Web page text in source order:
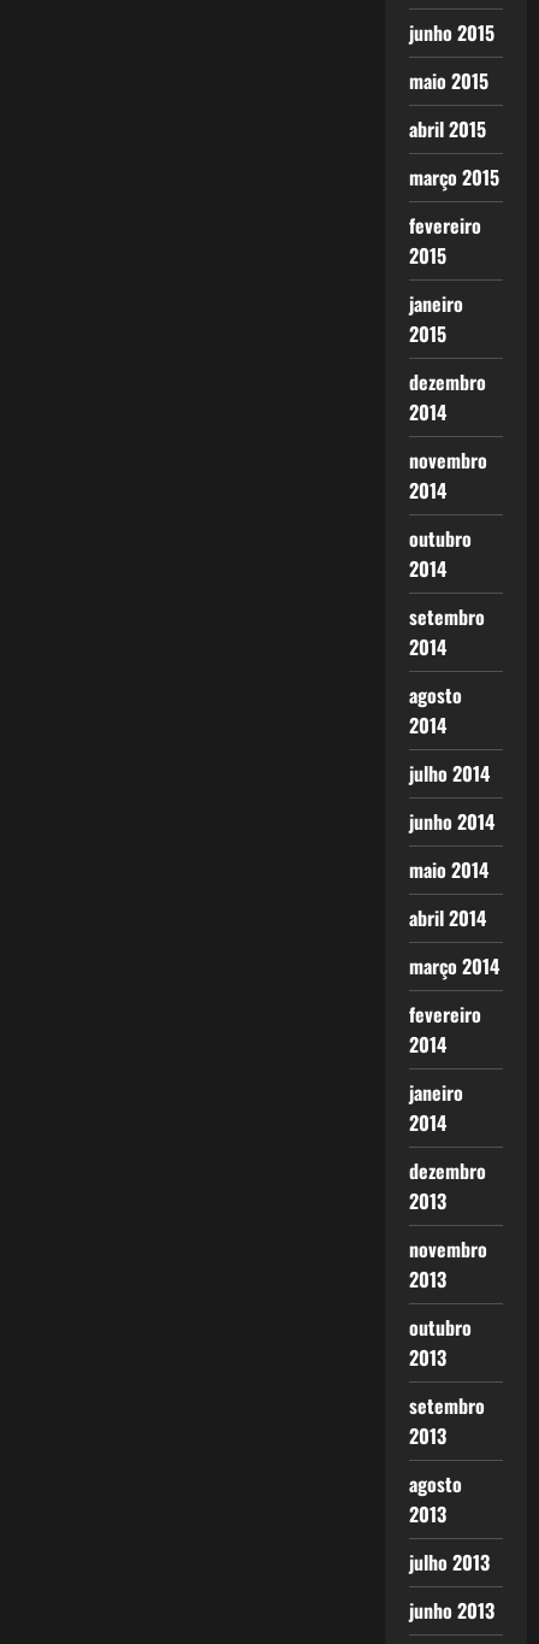
junho 2015
maio 2015
abril 2015
março 2015
fevereiro
2015
janeiro
2015
dezembro
2014
novembro
2014
outubro
2014
setembro
2014
agosto
2014
julho 2014
junho 2014
maio 2014
abril 2014
março 2014
fevereiro
2014
janeiro
2014
dezembro
2013
novembro
2013
outubro
2013
setembro
2013
agosto
2013
julho 2013
junho 2013